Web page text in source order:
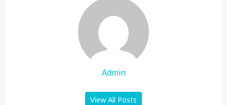
Admin
View All Posts